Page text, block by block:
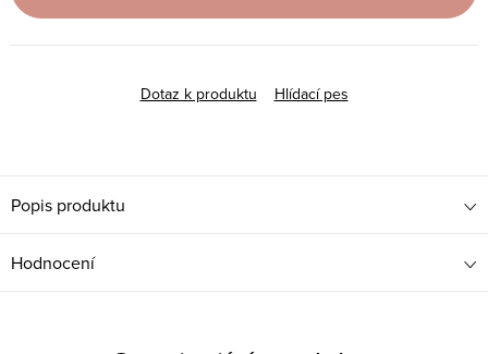
Dotaz k produktu Hlídací pes
Popis produktu
Hodnocení